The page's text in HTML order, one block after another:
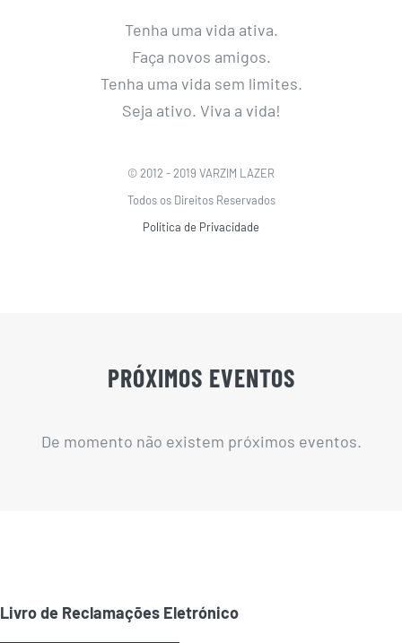
Tenha uma vida ativa.
Faça novos amigos.
Tenha uma vida sem limites.
Seja ativo. Viva a vida!
© 2012 - 2019 VARZIM LAZER
Todos os Direitos Reservados
Política de Privacidade
PRÓXIMOS EVENTOS
De momento não existem próximos eventos.
Livro de Reclamações Eletrónico